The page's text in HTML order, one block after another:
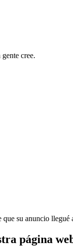
cree.
su anuncio
página